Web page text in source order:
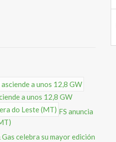
a unos 12,8 GW
FS anuncia
celebra su mayor edición